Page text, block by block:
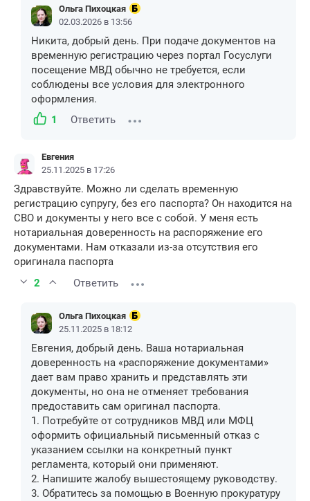
Ольга Пихоцкая
02.03.2026 в 13:56
Никита, добрый день. При подаче документов на
временную регистрацию через портал Госуслуги
посещение МВД обычно не требуется, если
соблюдены все условия для электронного
оформления.
1
Ответить
Евгения
25.11.2025 в 17:26
Здравствуйте. Можно ли сделать временную
регистрацию супругу, без его паспорта? Он находится на
СВО и документы у него все с собой. У меня есть
нотариальная доверенность на распоряжение его
документами. Нам отказали из-за отсутствия его
оригинала паспорта
2
Ответить
Ольга Пихоцкая
25.11.2025 в 18:12
Евгения, добрый день. Ваша нотариальная
доверенность на «распоряжение документами»
дает вам право хранить и представлять эти
документы, но она не отменяет требования
предоставить сам оригинал паспорта.
1. Потребуйте от сотрудников МВД или МФЦ
оформить официальный письменный отказ с
указанием ссылки на конкретный пункт
регламента, который они применяют.
2. Напишите жалобу вышестоящему руководству.
3. Обратитесь за помощью в Военную прокуратуру